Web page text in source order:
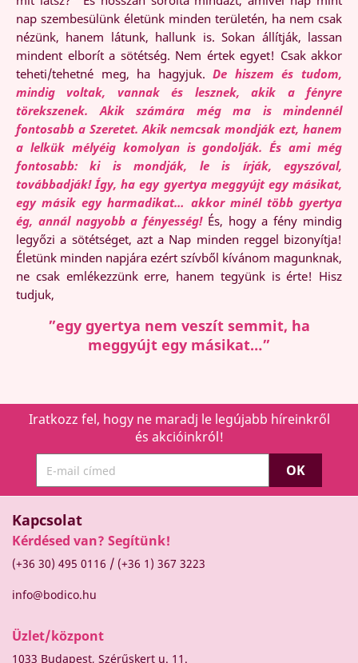
nap szembesülünk életünk minden területén, ha nem csak
nézünk, hanem látunk, hallunk is. Sokan állítják, lassan
mindent elborít a sötétség. Nem értek egyet! Csak akkor
teheti/tehetné meg, ha hagyjuk.De hiszem és tudom,
mindig voltak, vannak és lesznek, akik a fényre
törekszenek. Akik számára még ma is mindennél
fontosabb a Szeretet. Akik nemcsak mondják ezt, hanem
a lelkük mélyéig komolyan is gondolják. És ami még
fontosabb: ki is mondják,
le is írják, egyszóval,
továbbadják! Így, ha egy gyertya meggyújt egy másikat,
egy másik egy harmadikat… akkor minél több gyertya
ég, annál nagyobb a fényesség!És, hogy a fény mindig
legyőzi a sötétséget, azt a Nap minden reggel bizonyítja!
Életünk minden napjára ezért szívből kívánom magunknak,
ne csak emlékezzünk erre, hanem tegyünk is érte! Hisz
tudjuk,
”egy gyertya nem veszít semmit, ha
meggyújt egy másikat…”
Iratkozz fel, hogy ne maradj le legújabb híreinkről
és akcióinkról!
Kapcsolat
Kérdésed van? Segítünk!
(+36 30) 495 0116 / (+36 1) 367 3223
info@bodico.hu
Üzlet/központ
1033 Budapest, Szérűskert u. 11.